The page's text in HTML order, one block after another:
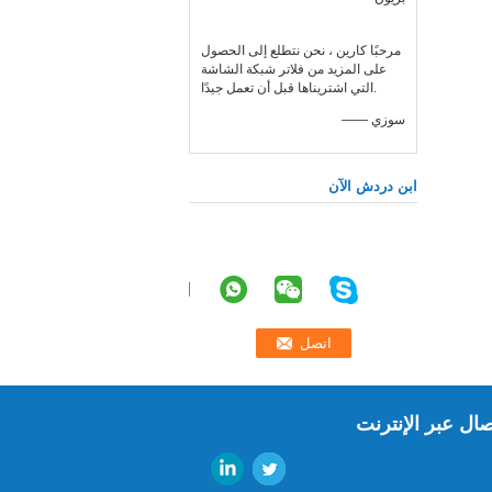
مرحبًا كارين ، نحن نتطلع إلى الحصول
على المزيد من فلاتر شبكة الشاشة
التي اشتريناها قبل أن تعمل جيدًا.
—— سوزي
ابن دردش الآن
عبر الإنترنت